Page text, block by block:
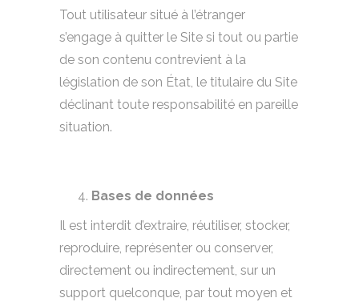
Tout utilisateur situé à l’étranger
s’engage à quitter le Site si tout ou partie
de son contenu contrevient à la
législation de son État, le titulaire du Site
déclinant toute responsabilité en pareille
situation.
Bases de données
Il est interdit d’extraire, réutiliser, stocker,
reproduire, représenter ou conserver,
directement ou indirectement, sur un
support quelconque, par tout moyen et